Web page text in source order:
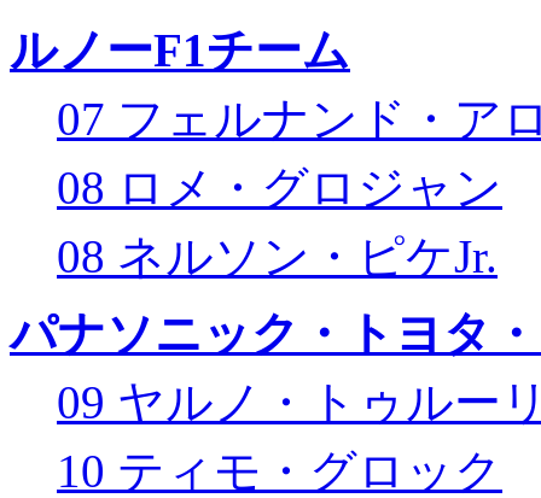
ルノーF1チーム
07 フェルナンド・ア
08 ロメ・グロジャン
08 ネルソン・ピケJr.
パナソニック・トヨタ
09 ヤルノ・トゥルー
10 ティモ・グロック